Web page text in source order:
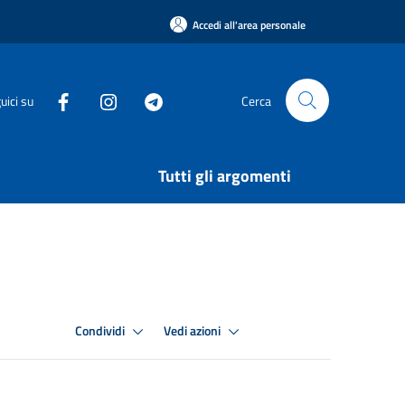
Accedi all'area personale
su Cerca
Tutti gli argomenti
Condividi Vedi azioni